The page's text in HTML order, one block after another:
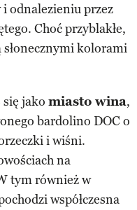
i odnalezieniu przez
Choć przyblakłe,
słonecznymi kolorami
jako miasto wina,
bardolino DOC o
i wiśni.
na
tym również w
współczesna